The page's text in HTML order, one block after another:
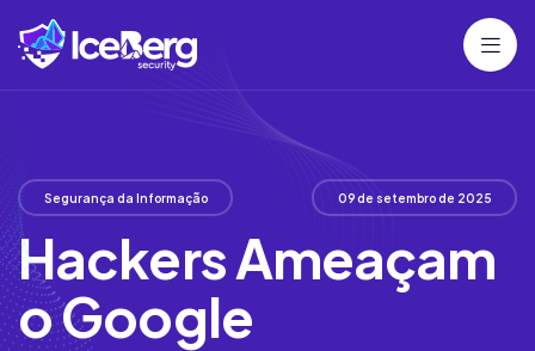
Segurança da Informação 09 de setembro de 2025
Hackers Ameaçam
o Google